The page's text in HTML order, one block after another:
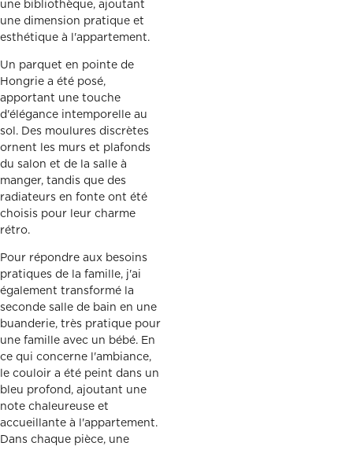
une bibliothèque, ajoutant
une dimension pratique et
esthétique à l'appartement.
Un parquet en pointe de
Hongrie a été posé,
apportant une touche
d'élégance intemporelle au
sol. Des moulures discrètes
ornent les murs et plafonds
du salon et de la salle à
manger, tandis que des
radiateurs en fonte ont été
choisis pour leur charme
rétro.
Pour répondre aux besoins
pratiques de la famille, j'ai
également transformé la
seconde salle de bain en une
buanderie, très pratique pour
une famille avec un bébé. En
ce qui concerne l'ambiance,
le couloir a été peint dans un
bleu profond, ajoutant une
note chaleureuse et
accueillante à l'appartement.
Dans chaque pièce, une